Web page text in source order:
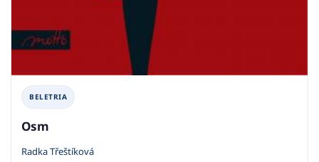
BELETRIA
Osm
Radka Třeštíková